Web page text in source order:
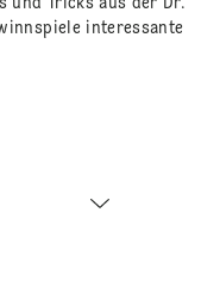
interessante